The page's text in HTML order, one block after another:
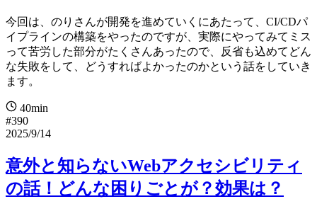
今回は、のりさんが開発を進めていくにあたって、CI/CDパ
イプラインの構築をやったのですが、実際にやってみてミス
って苦労した部分がたくさんあったので、反省も込めてどん
な失敗をして、どうすればよかったのかという話をしていき
ます。
40min
#390
2025/9/14
意外と知らないWebアクセシビリティ
の話！どんな困りごとが？効果は？